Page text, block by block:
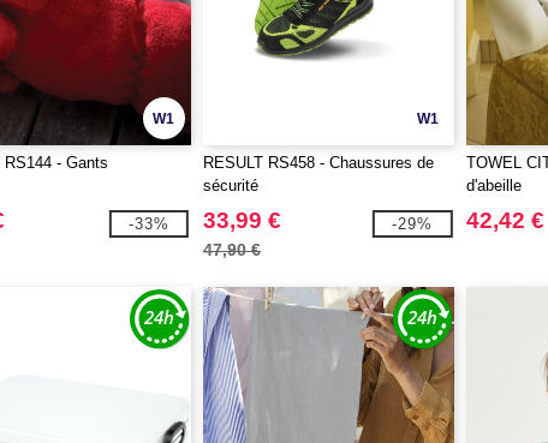
W1
RS144 - Gants
-33%
W1
RESULT RS458 - Chaussures de
sécurité
33,99 €
47,90 €
-29%
TOWEL
d'abeille
42,42 €